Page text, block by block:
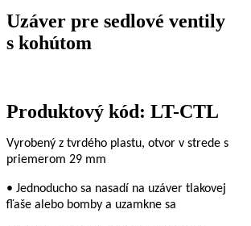
Uzáver pre sedlové ventily
s kohútom
Produktový kód: LT-CTL
Vyrobený z tvrdého plastu, otvor v strede s
priemerom 29 mm
• Jednoducho sa nasadí na uzáver tlakovej
fľaše alebo bomby a uzamkne sa